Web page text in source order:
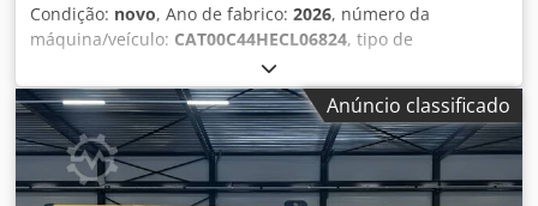
Condição: novo, Ano de fabrico: 2026, número da
máquina/veículo: CAT00C44HECL06824, tipo de
, fabricante de motores:
C4.4, Finalidade de uso: Construção civil Cjdpfx Ahsy S N N
Eeujrf Peso vazio: 1.547 kg Potência do gerador: 110 kVA
Dimensões do compartimento de carga: 277 x 113 x 153 cm
Certificação CE: sim Volume do tanque de água: 250 l Entre
em contato com a equipe DPX para mais informações. =
Anúncio classificado